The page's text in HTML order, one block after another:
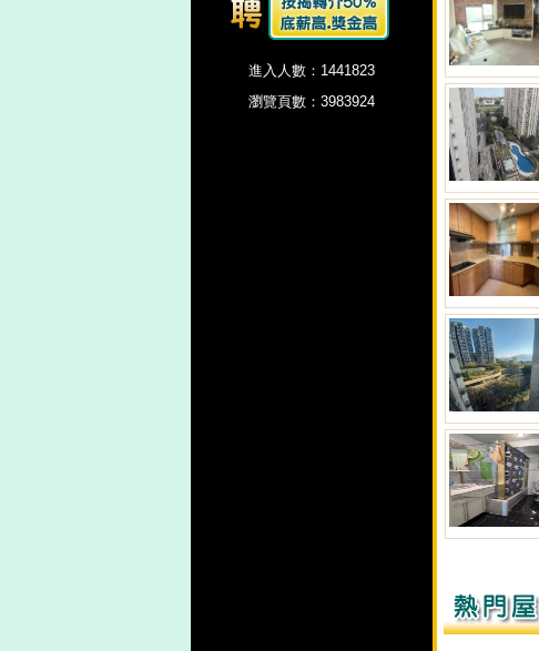
進入人數：1441823
瀏覽頁數：3983924